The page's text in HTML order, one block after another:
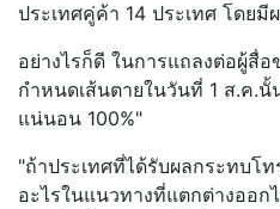
ประเทศคู่ค้า 14 ประเทศ โดย
อย่างไรก็ดี ในการแถลงต่อผู้สื่
กำหนดเส้นตายในวันที่ 1 ส.ค.
แน่นอน 100%"
"ถ้าประเทศที่ได้รับผลกระทบโ
อะไรในแนวทางที่แตกต่างออก